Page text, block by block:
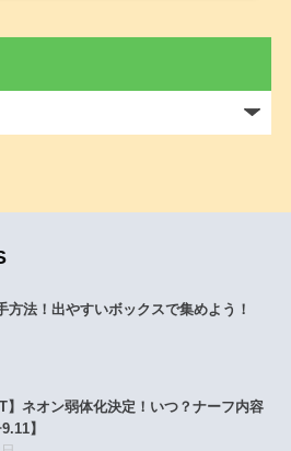
方法！出やすいボックスで集めよう！
】ネオン弱体化決定！いつ？ナーフ内容
】